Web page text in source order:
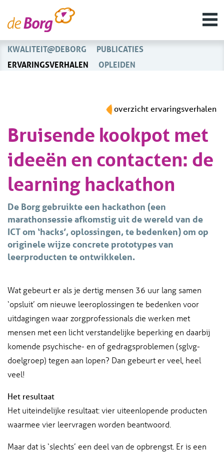
KWALITEIT@DEBORG
PUBLICATIES
ERVARINGSVERHALEN
OPLEIDEN
overzicht ervaringsverhalen
Bruisende kookpot met
ideeën en contacten: de
learning hackathon
De Borg gebruikte een hackathon (een
marathonsessie afkomstig uit de wereld van de
ICT om ‘hacks’, oplossingen, te bedenken) om op
originele wijze concrete prototypes van
leerproducten te ontwikkelen.
Wat gebeurt er als je dertig mensen 36 uur lang samen
‘opsluit’ om nieuwe leeroplossingen te bedenken voor
uitdagingen waar zorgprofessionals die werken met
mensen met een licht verstandelijke beperking en daarbij
komende psychische- en of gedragsproblemen (sglvg-
doelgroep) tegen aan lopen? Dan gebeurt er veel, heel
veel!
Het resultaat
Het uiteindelijke resultaat: vier uiteenlopende producten
waarmee vier leervragen worden beantwoord.
Maar dat is ‘slechts’ een deel van de opbrengst. Er is een